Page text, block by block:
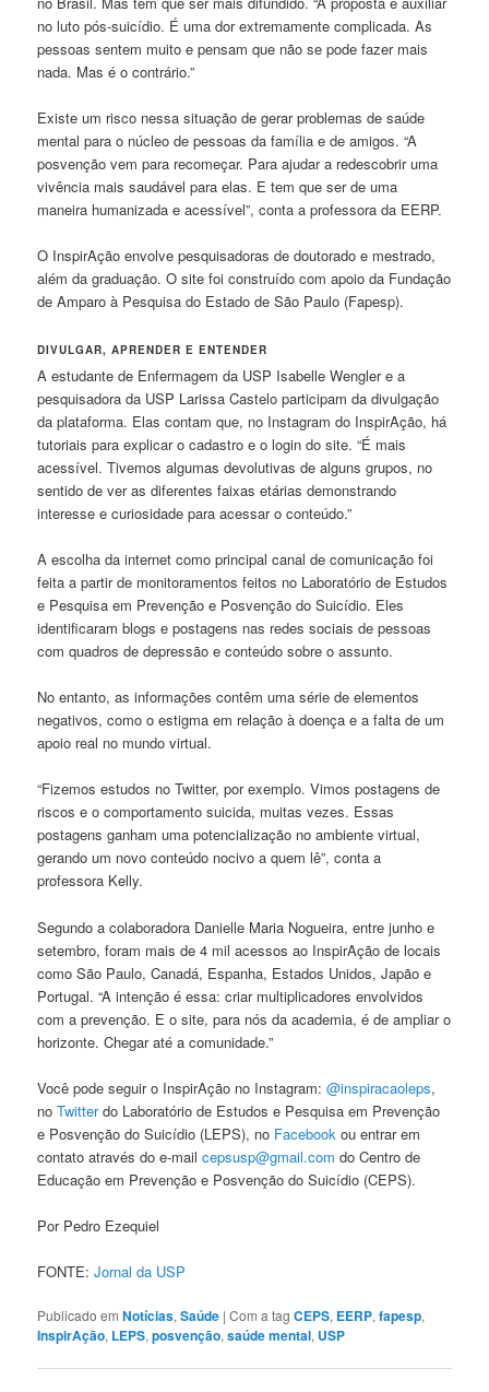
no luto pós-suicídio. É uma dor extremamente complicada. As
pessoas sentem muito e pensam que não se pode fazer mais
nada. Mas é o contrário.”
Existe um risco nessa situação de gerar problemas de saúde
mental para o núcleo de pessoas da família e de amigos. “A
posvenção vem para recomeçar. Para ajudar a redescobrir uma
vivência mais saudável para elas. E tem que ser de uma
maneira humanizada e acessível”, conta a professora da EERP.
O InspirAção envolve pesquisadoras de doutorado e mestrado,
além da graduação. O site foi construído com apoio da Fundação
de Amparo à Pesquisa do Estado de São Paulo (Fapesp).
DIVULGAR, APRENDER E ENTENDER
A estudante de Enfermagem da USP Isabelle Wengler e a
pesquisadora da USP Larissa Castelo participam da divulgação
da plataforma. Elas contam que, no Instagram do InspirAção, há
tutoriais para explicar o cadastro e o login do site. “É mais
acessível. Tivemos algumas devolutivas de alguns grupos, no
sentido de ver as diferentes faixas etárias demonstrando
interesse e curiosidade para acessar o conteúdo.”
A escolha da internet como principal canal de comunicação foi
feita a partir de monitoramentos feitos no Laboratório de Estudos
e Pesquisa em Prevenção e Posvenção do Suicídio. Eles
identificaram blogs e postagens nas redes sociais de pessoas
com quadros de depressão e conteúdo sobre o assunto.
No entanto, as informações contêm uma série de elementos
negativos, como o estigma em relação à doença e a falta de um
apoio real no mundo virtual.
“Fizemos estudos no Twitter, por exemplo. Vimos postagens de
riscos e o comportamento suicida, muitas vezes. Essas
postagens ganham uma potencialização no ambiente virtual,
gerando um novo conteúdo nocivo a quem lê”, conta a
professora Kelly.
Segundo a colaboradora Danielle Maria Nogueira, entre junho e
setembro, foram mais de 4 mil acessos ao InspirAção de locais
como São Paulo, Canadá, Espanha, Estados Unidos, Japão e
Portugal. “A intenção é essa: criar multiplicadores envolvidos
com a prevenção. E o site, para nós da academia, é de ampliar o
horizonte. Chegar até a comunidade.”
Você pode seguir o InspirAção no Instagram:@inspiracaoleps,
noTwitterdo Laboratório de Estudos e Pesquisa em Prevenção
e Posvenção do Suicídio (LEPS), no Facebook ou entrar em
contato através do e-mailcepsusp@gmail.com do Centro de
Educação em Prevenção e Posvenção do Suicídio (CEPS).
Por Pedro Ezequiel
FONTE:Jornal da USP
Publicado em Notícias,Saúde |Com a tagCEPS, EERP,fapesp,
InspirAção, LEPS,posvenção,saúde mental, USP